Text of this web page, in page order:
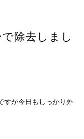
除去しまし
すが今日もしっかり外